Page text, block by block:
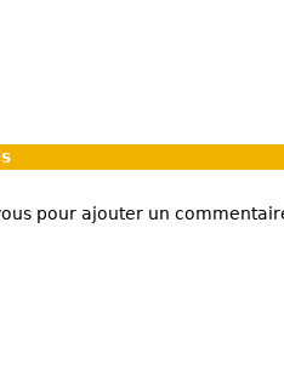
pour ajouter un